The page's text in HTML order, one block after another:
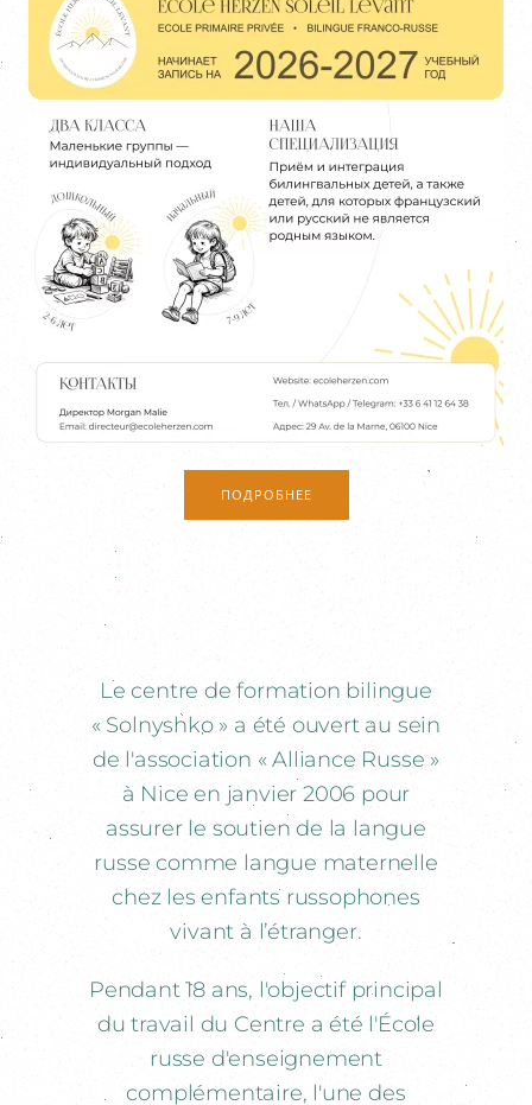
ПОДРОБНЕЕ
Le centre de formation bilingue
« Solnyshko » a été ouvert au sein
de l'association « Alliance Russe »
à Nice en janvier 2006 pour
assurer le soutien de la langue
russe comme langue maternelle
chez les enfants russophones
vivant à l’étranger.
Pendant 18 ans, l'objectif principal
du travail du Centre a été l'École
russe d'enseignement
complémentaire, l'une des